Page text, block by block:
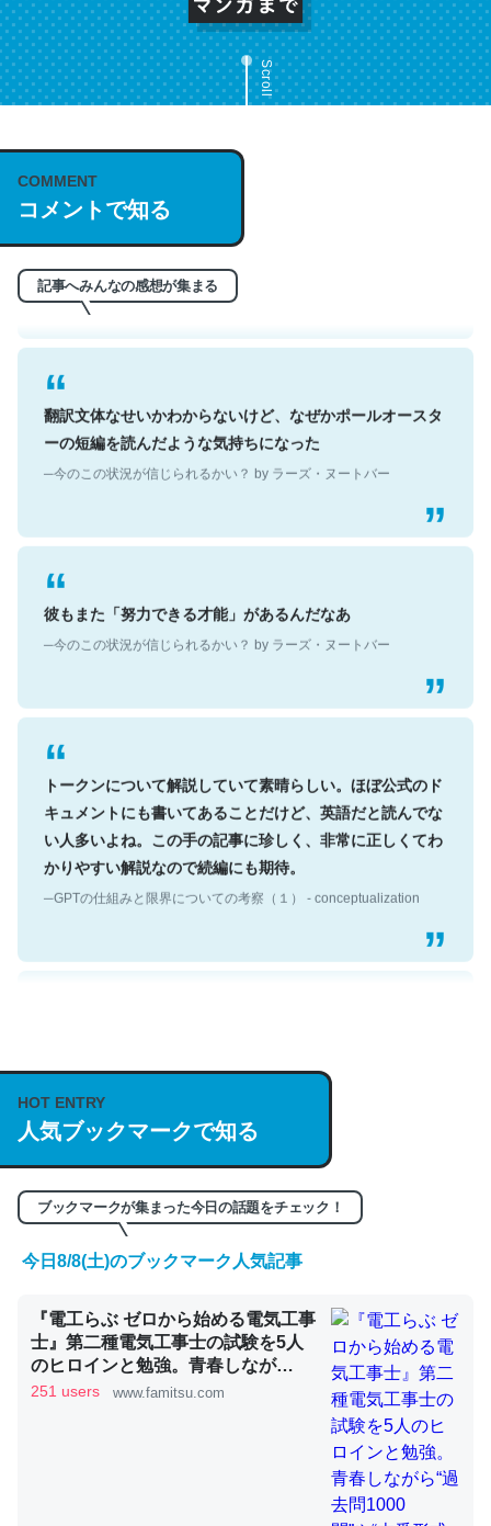
Scroll
COMMENT
コメントで知る
記事へみんなの感想が集まる
これは名文。彼はとてもクレバーなんだろうなと凄く思
う。英語少しでも読める人は原文もお勧め。自分はこの流
れ好き。Let’s Fucking Go. Then Covid hit. Shit.
─今のこの状況が信じられるかい？ by ラーズ・ヌートバー
翻訳文体なせいかわからないけど、なぜかポールオースタ
ーの短編を読んだような気持ちになった
─今のこの状況が信じられるかい？ by ラーズ・ヌートバー
彼もまた「努力できる才能」があるんだなあ
─今のこの状況が信じられるかい？ by ラーズ・ヌートバー
トークンについて解説していて素晴らしい。ほぼ公式のド
キュメントにも書いてあることだけど、英語だと読んでな
い人多いよね。この手の記事に珍しく、非常に正しくてわ
かりやすい解説なので続編にも期待。
─GPTの仕組みと限界についての考察（１） - conceptualization
https://isobe324649.hatenablog.com/entry/2023/03/27
/064121
─GPTの仕組みと限界についての考察（１） - conceptualization
くらい。小説でいう「ずっと前の伏線」は回収されないけ
ど、短期記憶というには多い分量。進化すればするほど分
かりやすく強くなりそう
─GPTの仕組みと限界についての考察（１） - conceptualization
HOT ENTRY
人気ブックマークで知る
ブックマークが集まった今日の話題をチェック！
今日8/8(土)のブックマーク人気記事
『電工らぶ ゼロから始める電気工事
士』第二種電気工事士の試験を5人
のヒロインと勉強。青春しなが
ら“過去問1000問”や“本番形式CBT
251 users www.famitsu.com